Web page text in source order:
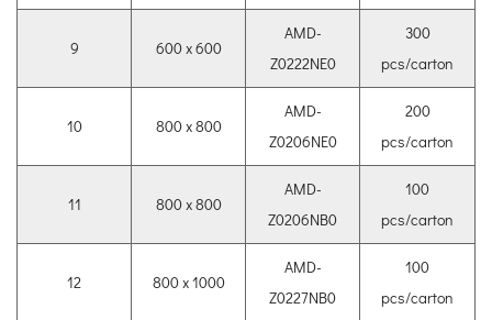
9 600 x 600
AMD-
Z0222NE0
300
pcs/carton
10 800 x 800
AMD-
Z0206NE0
200
pcs/carton
11 800 x 800
AMD-
Z0206NB0
100
pcs/carton
12 800 x 1000
AMD-
Z0227NB0
100
pcs/carton